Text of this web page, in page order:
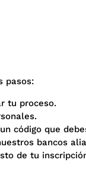
pasos:
tu proceso.
código que
bancos
de tu